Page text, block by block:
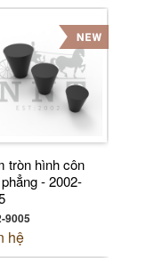
tròn hình côn
- 2002-
9005
hệ